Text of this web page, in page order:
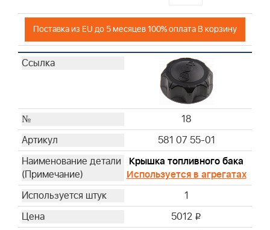
Поставка из EU до 5 месяцев 100% оплата В корзину
18
581 07 55-01
Крышка топливного бака
Используется в агрегатах
1
5012 i